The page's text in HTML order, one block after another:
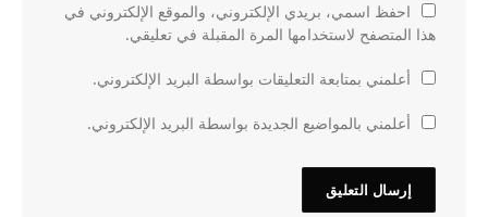
احفظ اسمي، بريدي الإلكتروني، والموقع الإلكتروني في
هذا المتصفح لاستخدامها المرة المقبلة في تعليقي.
أعلمني بمتابعة التعليقات بواسطة البريد الإلكتروني.
أعلمني بالمواضيع الجديدة بواسطة البريد الإلكتروني.